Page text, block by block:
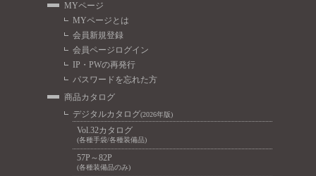
MYページ
MYページとは
会員新規登録
会員ページログイン
IP・PWの再発行
パスワードを忘れた方
商品カタログ
デジタルカタログ(2026年版)
Vol.32カタログ
(各種手袋/各種装備品)
57P～82P
(各種装備品のみ)